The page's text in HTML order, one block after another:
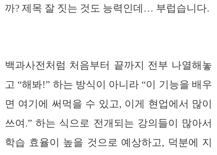
까? 제목 잘 짓는 것도 능력인데… 부럽습니다.
백과사전처럼 처음부터 끝까지 전부 나열해놓
고 “해봐!” 하는 방식이 아니라 “이 기능을 배우
면 여기에 써먹을 수 있고, 이게 현업에서 많이
쓰여.” 하는 식으로 전개되는 강의들이 많아서
학습 효율이 높을 것으로 예상하고, 덕분에 지